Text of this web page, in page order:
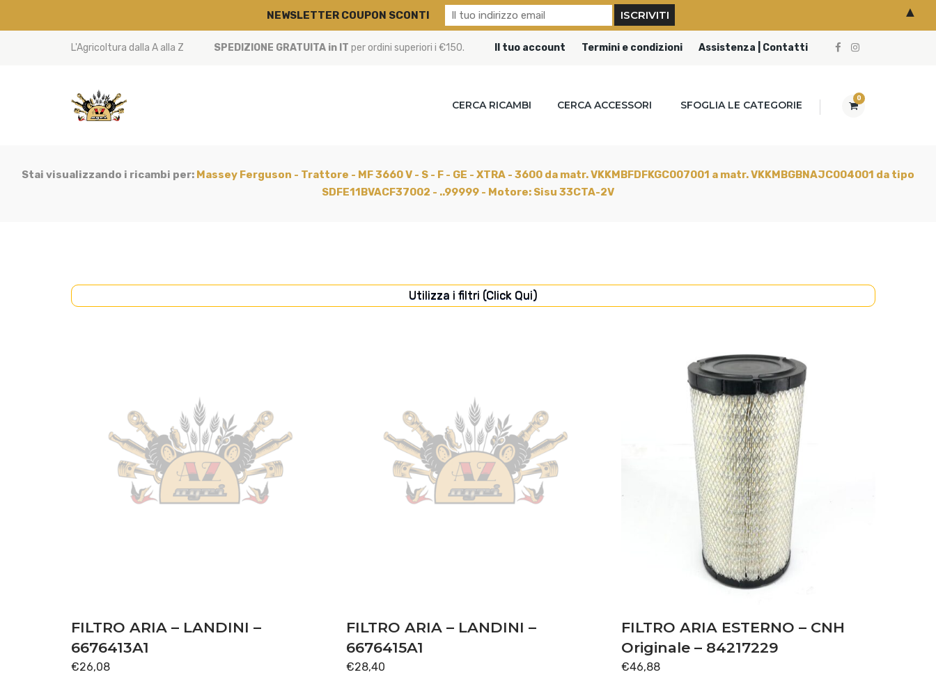
L'Agricoltura dalla A alla Z SPEDIZIONE GRATUITA in IT per ordini superiori i €150. Il tuo account Termini e condizioni Assistenza | Contatti
0
CERCA RICAMBI CERCA ACCESSORI SFOGLIA LE CATEGORIE
Stai visualizzando i ricambi per: Massey Ferguson - Trattore - MF 3660 V - S - F - GE - XTRA - 3600 da matr. VKKMBFDFKGC007001 a matr. VKKMBGBNAJC004001 da tipo
SDFE11BVACF37002 - ..99999 - Motore: Sisu 33CTA-2V
Utilizza i filtri (Click Qui)
MOTORE
TRASMISSIONE(25)
Disponibile
FILTRO ARIA – LANDINI –
6676413A1
€26,08
FILTRO ARIA – LANDINI –
6676415A1
€28,40
FILTRO ARIA ESTERNO – CNH
Originale – 84217229
€46,88
NEWSLETTER COUPON SCONTI ▲